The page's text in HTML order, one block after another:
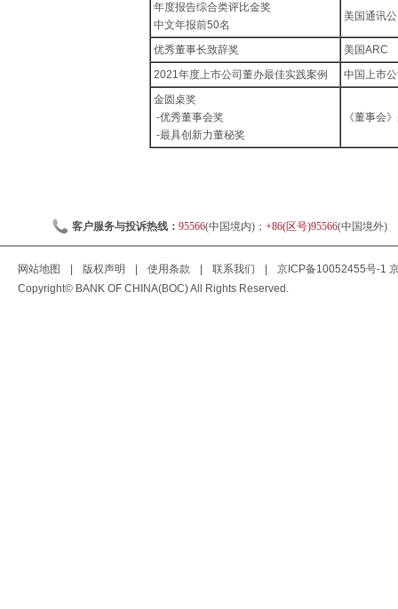
年度报告综合类评比金奖
中文年报前50名
美国通讯
优秀董事长致辞奖
美国ARC
2021年度上市公司董办最佳实践案例
中国上市
金圆桌奖
-优秀董事会奖
-最具创新力董秘奖
《董事会
客户服务与投诉热线： 95566(中国境内)； +86(区号)95566(中国境外)
网站地图 版权声明 使用条款 联系我们 京ICP备10052455号-1
Copyright© BANK OF CHINA(BOC) All Rights Reserved.